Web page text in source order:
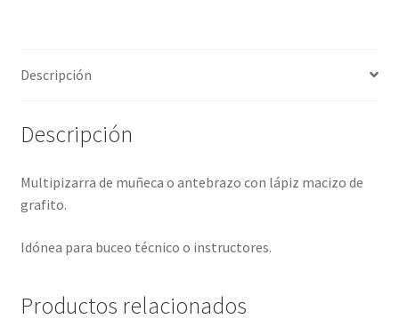
Descripción
Descripción
Multipizarra de muñeca o antebrazo con lápiz macizo de
grafito.
Idónea para buceo técnico o instructores.
Productos relacionados